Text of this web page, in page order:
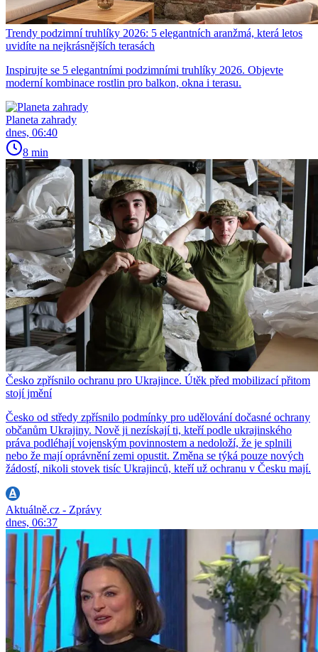
Trendy podzimní truhlíky 2026: 5 elegantních aranžmá, která letos
uvidíte na nejkrásnějších terasách
Inspirujte se 5 elegantními podzimními truhlíky 2026. Objevte
moderní kombinace rostlin pro balkon, okna i terasu.
Planeta zahrady
dnes, 06:40
8 min
Česko zpřísnilo ochranu pro Ukrajince. Útěk před mobilizací přitom
stojí jmění
Česko od středy zpřísnilo podmínky pro udělování dočasné ochrany
občanům Ukrajiny. Nově ji nezískají ti, kteří podle ukrajinského
práva podléhají vojenským povinnostem a nedoloží, že je splnili
nebo že mají oprávnění zemi opustit. Změna se týká pouze nových
žádostí, nikoli stovek tisíc Ukrajinců, kteří už ochranu v Česku mají.
Aktuálně.cz - Zprávy
dnes, 06:37